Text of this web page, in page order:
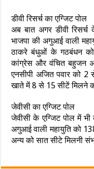
डीवी रिसर्च का एग्जिट पोल
अब बात अगर डीवी
भाजपा की अगुआई वाली
ठाकरे बंधुओं के गठबंधन
कांग्रेस और वंचित बहुजन
एनसीपी अजित पवार को
खाते में 8 से 15 सीटें मिलने
जेवीसी का एग्जिट पोल
जेवीसी के एग्जिट पोल में भी
अगुआई वाली महायुति को
अन्य को सात सीटे मिलनी